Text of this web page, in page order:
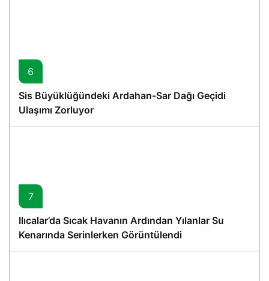
6
Sis Büyüklüğündeki Ardahan-Sar Dağı Geçidi
Ulaşımı Zorluyor
7
Ilıcalar’da Sıcak Havanın Ardından Yılanlar Su
Kenarında Serinlerken Görüntülendi